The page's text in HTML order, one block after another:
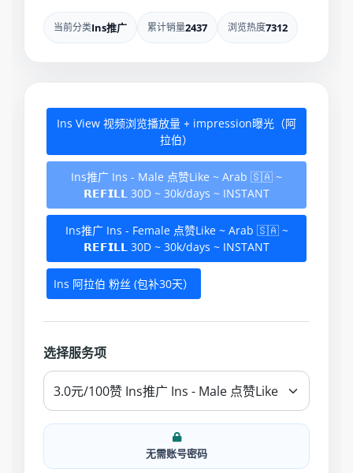
当前分类Ins推广 累计销量2437 浏览热度7312
Ins View 视频浏览播放量 + impression曝光（阿
拉伯）
Ins推广 Ins - Male 点赞Like ~ Arab 🇸🇦 ~
𝗥𝗘𝗙𝗜𝗟𝗟 30D ~ 30k/days ~ INSTANT
Ins推广 Ins - Female 点赞Like ~ Arab 🇸🇦 ~
𝗥𝗘𝗙𝗜𝗟𝗟 30D ~ 30k/days ~ INSTANT
Ins 阿拉伯 粉丝 (包补30天）
选择服务项
无需账号密码